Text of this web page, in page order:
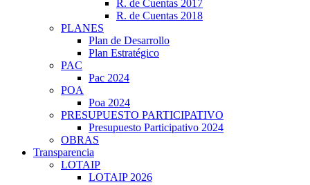
R. de Cuentas 2017
R. de Cuentas 2018
PLANES
Plan de Desarrollo
Plan Estratégico
PAC
Pac 2024
POA
Poa 2024
PRESUPUESTO PARTICIPATIVO
Presupuesto Participativo 2024
OBRAS
Transparencia
LOTAIP
LOTAIP 2026